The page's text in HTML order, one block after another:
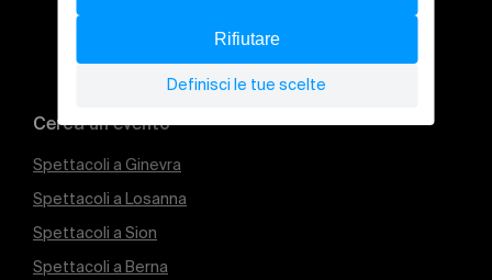
Cerca un evento
Spettacoli a Ginevra
Spettacoli a Losanna
Spettacoli a Sion
Spettacoli a Berna